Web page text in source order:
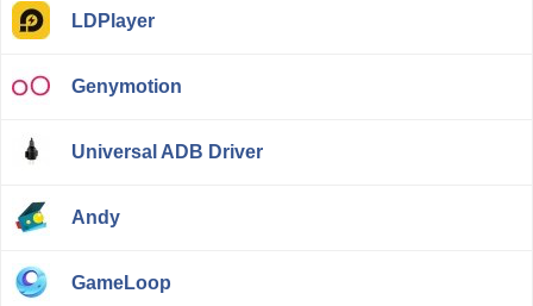
LDPlayer
Genymotion
Universal ADB Driver
Andy
GameLoop